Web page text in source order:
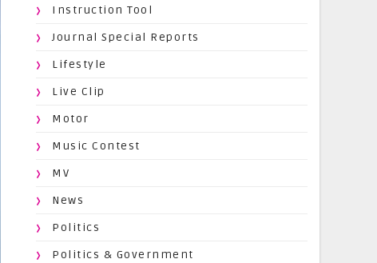
Instruction Tool
Journal Special Reports
Lifestyle
Live Clip
Motor
Music Contest
MV
News
Politics
Politics & Government